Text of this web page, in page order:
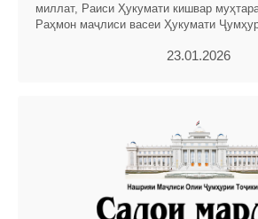
миллат, Раиси Ҳукумати кишвар
Раҳмон маҷлиси васеи Ҳукумати
23.01.2026